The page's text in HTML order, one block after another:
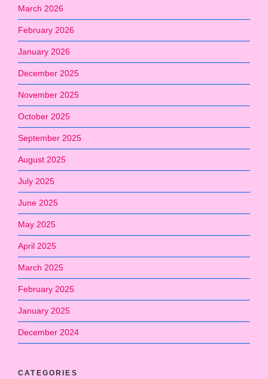
March 2026
February 2026
January 2026
December 2025
November 2025
October 2025
September 2025
August 2025
July 2025
June 2025
May 2025
April 2025
March 2025
February 2025
January 2025
December 2024
CATEGORIES